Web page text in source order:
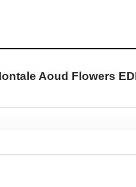
Aoud Flowers